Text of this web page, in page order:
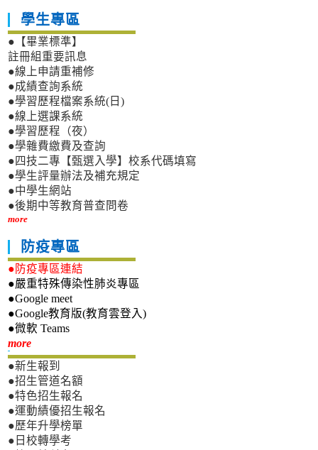
學生專區
●【畢業標準】
註冊組重要訊息
●線上申請重補修
●成績查詢系統
●學習歷程檔案系統(日)
●線上選課系統
●學習歷程（夜）
●學雜費繳費及查詢
●四技二專【甄選入學】校系代碼填寫
●學生評量辦法及補充規定
●中學生網站
●後期中等教育普查問卷
more
防疫專區
●防疫專區連結
●嚴重特殊傳染性肺炎專區
●Google meet
●Google教育版(教育雲登入)
●微軟 Teams
more新生專區
●新生報到
●招生管道名額
●特色招生報名
●運動績優招生報名
●歷年升學榜單
●日校轉學考